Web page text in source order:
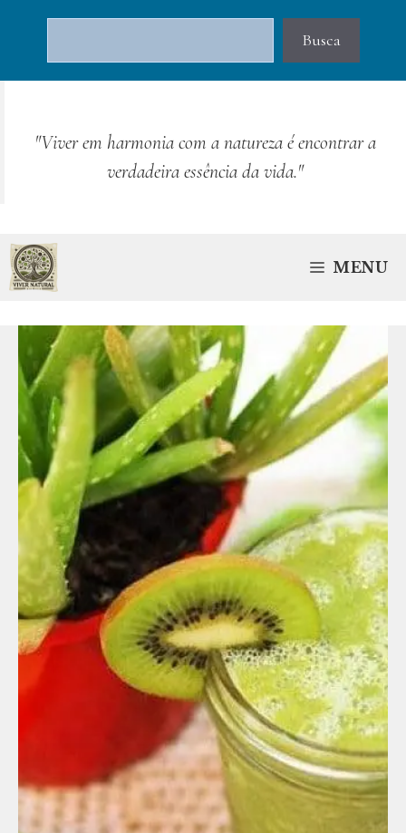
conteúdo
Busca
"Viver em harmonia com a natureza é encontrar a
verdadeira essência da vida."
MENU